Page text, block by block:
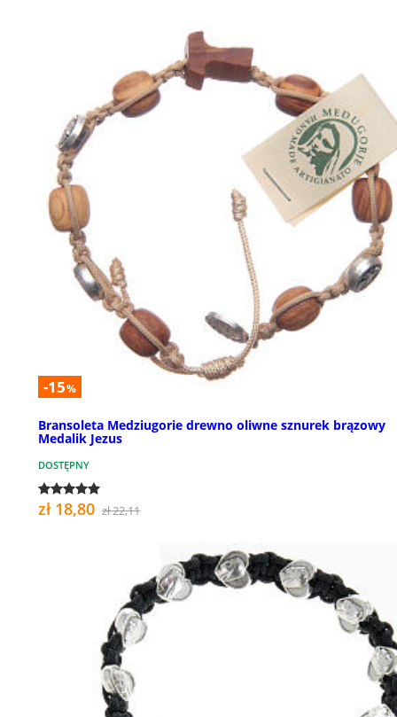
-15%
Bransoleta Medziugorie drewno oliwne sznurek brązowy
Medalik Jezus
DOSTĘPNY
zł 18,80 zł 22,11